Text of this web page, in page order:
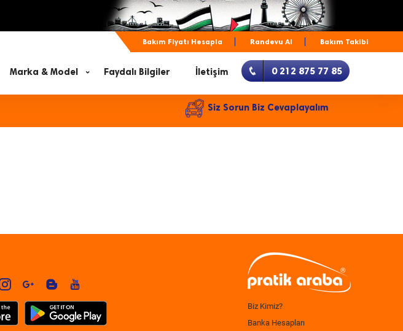
Bakım Fiyatı Hesapla Randevu Al Bakım Takibi
Marka & Model Faydalı Bilgiler İletişim 0 212 875 77 85
Siz Sorun Biz Cevaplayalım
Biz Kimiz?
Banka Hesapları